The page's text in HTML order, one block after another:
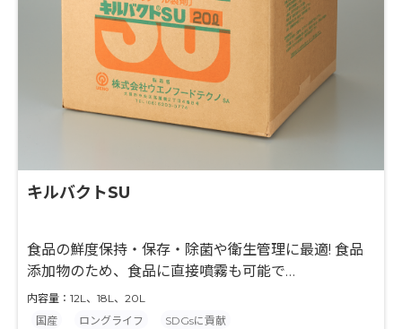
キルバクトSU
食品の鮮度保持・保存・除菌や衛生管理に最適! 食品
添加物のため、食品に直接噴霧も可能で
食品の日持ち向上にお悩みがありましたら、お気軽に
内容量：12L、18L、20L
国産
ロングライフ SDGsに貢献